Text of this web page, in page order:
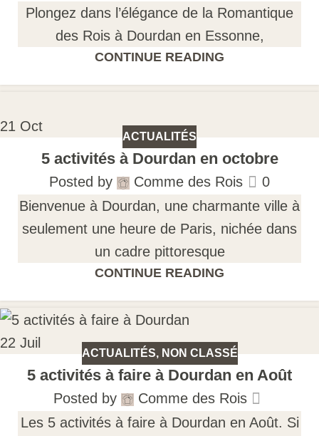
Plongez dans l’élégance de la Romantique
des Rois à Dourdan en Essonne,
CONTINUE READING
21 Oct
ACTUALITÉS
5 activités à Dourdan en octobre
Posted by Comme des Rois
0
Bienvenue à Dourdan, une charmante ville à
seulement une heure de Paris, nichée dans
un cadre pittoresque
CONTINUE READING
22 Juil
ACTUALITÉS, NON CLASSÉ
5 activités à faire à Dourdan en Août
Posted by
Comme des Rois
Les 5 activités à faire à Dourdan en Août. Si